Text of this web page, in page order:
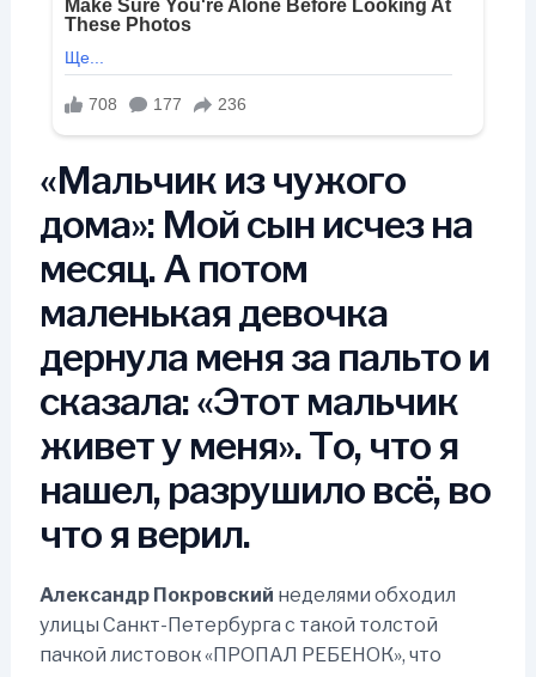
«Мальчик из чужого
дома»: Мой сын исчез на
месяц. А потом
маленькая девочка
дернула меня за пальто и
сказала: «Этот мальчик
живет у меня». То, что я
нашел, разрушило всё, во
что я верил.
Александр Покровский неделями обходил
улицы Санкт-Петербурга с такой толстой
пачкой листовок «ПРОПАЛ РЕБЕНОК», что